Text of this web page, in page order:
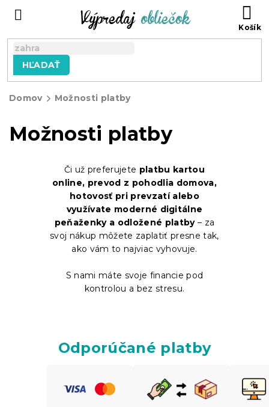
HĽADAŤ
Domov Možnosti platby
Možnosti platby
Či už preferujete platbu kartou
online, prevod z pohodlia domova,
hotovosť pri prevzatí alebo
využívate moderné digitálne
peňaženky a odložené platby– za
svoj nákup môžete zaplatiť presne tak,
ako vám to najviac vyhovuje.
S nami máte svoje financie pod
kontrolou a bez stresu.
Odporúčané platby